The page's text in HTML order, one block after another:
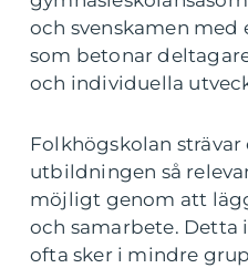
och svenskamen
som betonar
och individuella
Folkhögskolan
utbildningen så
möjligt genom att
och samarbete.
ofta sker i mindre